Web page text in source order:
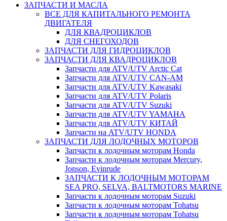
ЗАПЧАСТИ И МАСЛА
ВСЕ ДЛЯ КАПИТАЛЬНОГО РЕМОНТА
ДВИГАТЕЛЯ
ДЛЯ КВАДРОЦИКЛОВ
ДЛЯ СНЕГОХОДОВ
ЗАПЧАСТИ ДЛЯ ГИДРОЦИКЛОВ
ЗАПЧАСТИ ДЛЯ КВАДРОЦИКЛОВ
Запчасти для ATV/UTV Arctic Cat
Запчасти для ATV/UTV CAN-AM
Запчасти для ATV/UTV Kawasaki
Запчасти для ATV/UTV Polaris
Запчасти для ATV/UTV Suzuki
Запчасти для ATV/UTV YAMAHA
Запчасти для ATV/UTV КИТАЙ
Запчасти на ATV/UTV HONDA
ЗАПЧАСТИ ДЛЯ ЛОДОЧНЫХ МОТОРОВ
Запчасти к лодочным моторам Honda
Запчасти к лодочным моторам Mercury,
Jonson, Evinrude
ЗАПЧАСТИ К ЛОДОЧНЫМ МОТОРАМ
SEA PRO, SELVA, BALTMOTORS MARINE
Запчасти к лодочным моторам Suzuki
Запчасти к лодочным моторам Tohatsu
Запчасти к лодочным моторам Tohatsu